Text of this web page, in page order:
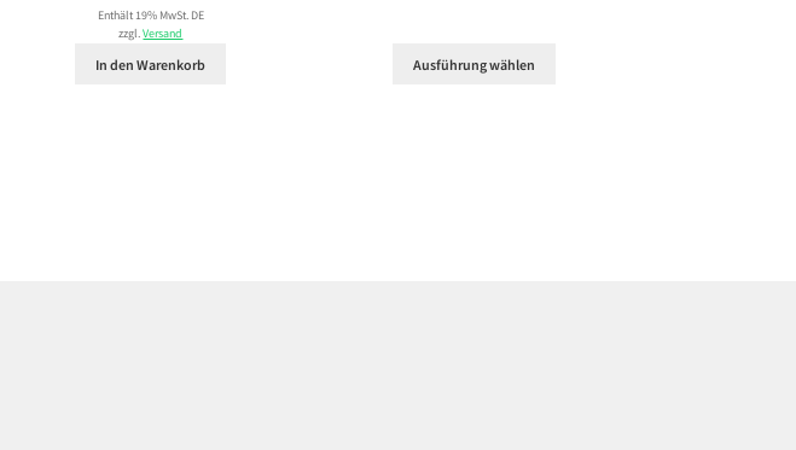
Enthält 19% MwSt. DE
zzgl.Versand
In den Warenkorb Ausführung wählen